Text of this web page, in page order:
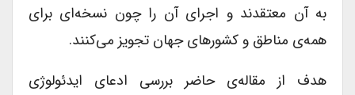
به آن معتقدند و اجرای آن را چون نسخه‌ای برای
همه‌ی مناطق و کشورهای جهان تجویز می‌کنند.
هدف از مقاله‌ی حاضر بررسی ادعای ایدئولوژی